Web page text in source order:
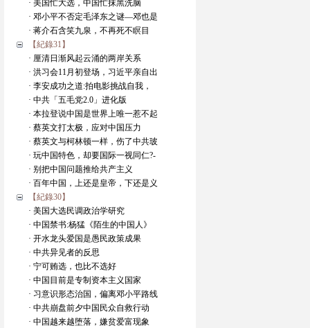
· 美国忙大选，中国忙抹黑洗脑
· 邓小平不否定毛泽东之谜—邓也是
· 蒋介石含笑九泉，不再死不瞑目
【紀錄31】
· 厘清日渐风起云涌的两岸关系
· 洪习会11月初登场，习近平亲自出
· 李安成功之道:拍电影挑战自我，
· 中共「五毛党2.0」进化版
· 本拉登说中国是世界上唯一惹不起
· 蔡英文打太极，应对中国压力
· 蔡英文与柯林顿一样，伤了中共玻
· 玩中国特色，却要国际一视同仁?-
· 别把中国问题推给共产主义
· 百年中国，上还是皇帝，下还是义
【紀錄30】
· 美国大选民调政治学研究
· 中国禁书:杨猛《陌生的中国人》
· 开水龙头爱国是愚民政策成果
· 中共异见者的反思
· 宁可贿选，也比不选好
· 中国目前是专制资本主义国家
· 习意识形态治国，偏离邓小平路线
· 中共崩盘前夕中国民众自救行动
· 中国越来越堕落，嫌贫爱富现象